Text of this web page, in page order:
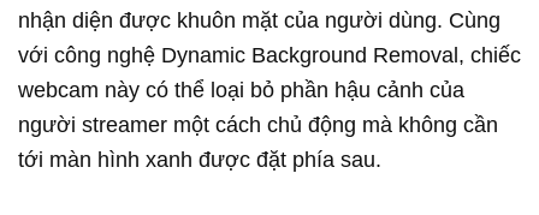
nhận diện được khuôn mặt của người dùng. Cùng
với công nghệ Dynamic Background Removal, chiếc
webcam này có thể loại bỏ phần hậu cảnh của
người streamer một cách chủ động mà không cần
tới màn hình xanh được đặt phía sau.